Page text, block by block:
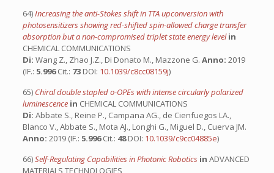
64)Increasing the anti-Stokes shift in TTA upconversion with
photosensitizers showing red-shifted spin-allowed charge transfer
absorption but a non-compromised triplet state energy levelin
CHEMICAL COMMUNICATIONS
Di: Wang Z., Zhao J.Z., Di Donato M., Mazzone G. Anno: 2019
(IF.: 5.996Cit.: 73 DOI: 10.1039/c8cc08159j)
65) Chiral double stapled o-OPEs with intense circularly polarized
luminescence in CHEMICAL COMMUNICATIONS
Di: Abbate S., Reine P., Campana AG., de Cienfuegos LA.,
Blanco V., Abbate S., Mota AJ., Longhi G., Miguel D., Cuerva JM.
Anno: 2019 (IF.: 5.996Cit.: 48DOI: 10.1039/c9cc04885e)
66)Self-Regulating Capabilities in Photonic Robotics in ADVANCED
MATERIALS TECHNOLOGIES